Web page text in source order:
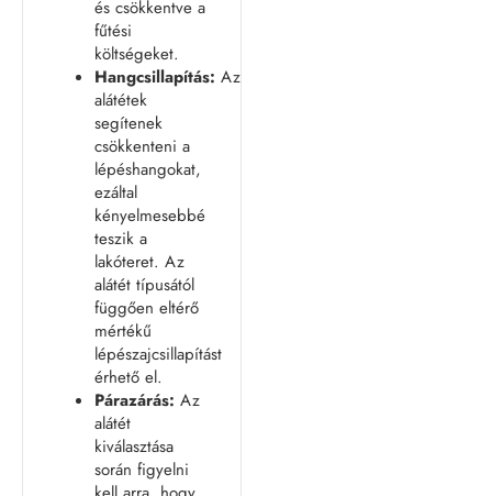
és csökkentve a
fűtési
költségeket.
Hangcsillapítás: Az
alátétek
segítenek
csökkenteni a
lépéshangokat,
ezáltal
kényelmesebbé
teszik a
lakóteret. Az
alátét típusától
függően eltérő
mértékű
lépészajcsillapítást
érhető el.
Párazárás: Az
alátét
kiválasztása
során figyelni